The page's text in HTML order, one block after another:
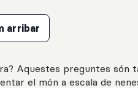
arribar
Aquestes preguntes són
el món a escala de